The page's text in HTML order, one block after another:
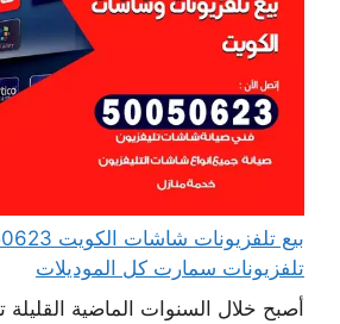
تلفزيونات سمارت كل الموديلات
أصبح خلال السنوات الماضية القليلة